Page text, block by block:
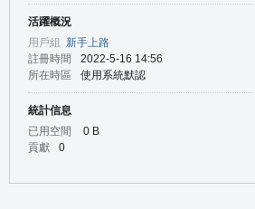
活躍概況
用戶組 新手上路
註冊時間
2022-5-16 14:56
所在時區
使用系統默認
統計信息
已用空間
0 B
貢獻
0